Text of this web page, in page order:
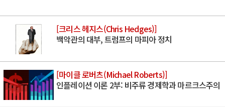
[크리스 헤지스(Chris Hedges)]
백악관의 대부, 트럼프의 마피아 정치
[마이클 로버츠(Michael Roberts)]
인플레이션 이론 2부: 비주류 경제학과 마르크스주의